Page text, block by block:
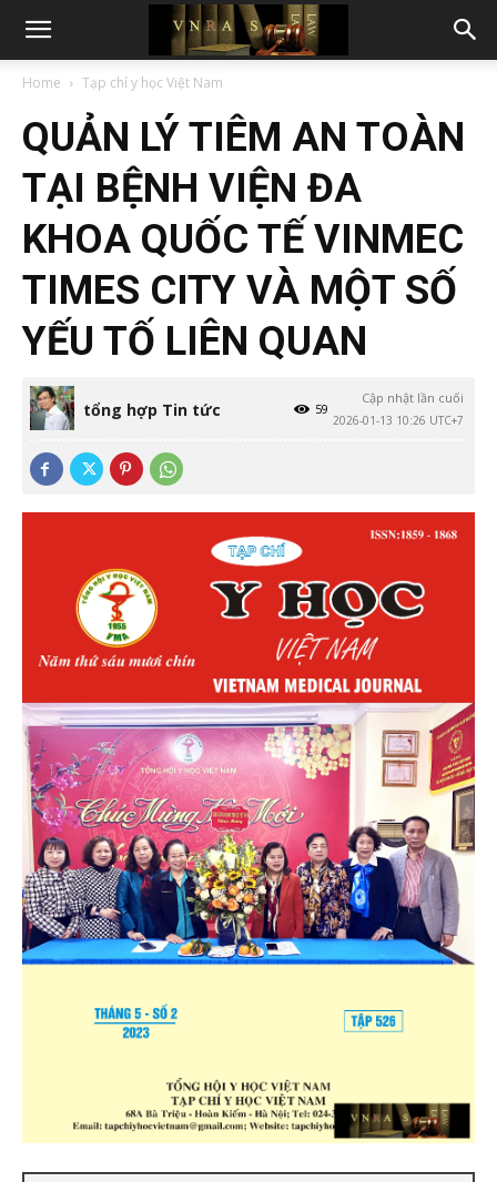
Home Tạp chí y học Việt Nam
QUẢN LÝ TIÊM AN TOÀN
TẠI BỆNH VIỆN ĐA
KHOA QUỐC TẾ VINMEC
TIMES CITY VÀ MỘT SỐ
YẾU TỐ LIÊN QUAN
tổng hợp Tin tức
Cập nhật lần cuối
2026-01-13 10:26 UTC+7
59